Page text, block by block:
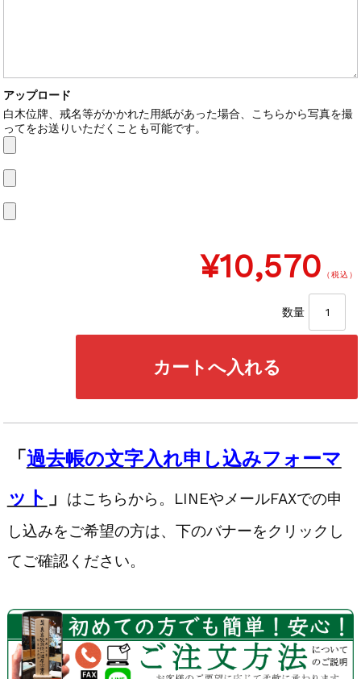
アップロード
白木位牌、戒名等がかかれた用紙があった場合、こちらから写真を撮
ってをお送りいただくことも可能です。
¥10,570 （税込）
数量
「 過去帳の文字入れ申し込みフォーマ
ット 」
はこちらから。LINEやメールFAXでの申
し込みをご希望の方は、下のバナーをクリックし
てご確認ください。